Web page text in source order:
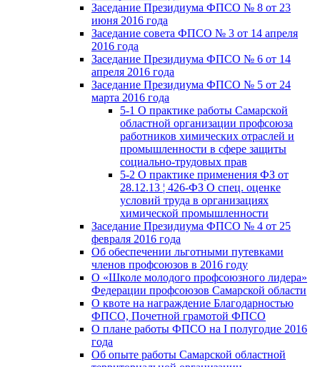
Заседание Президиума ФПСО № 8 от 23
июня 2016 года
Заседание совета ФПСО № 3 от 14 апреля
2016 года
Заседание Президиума ФПСО № 6 от 14
апреля 2016 года
Заседание Президиума ФПСО № 5 от 24
марта 2016 года
5-1 О практике работы Самарской
областной организации профсоюза
работников химических отраслей и
промышленности в сфере защиты
социально-трудовых прав
5-2 О практике применения ФЗ от
28.12.13 ¦ 426-ФЗ О спец. оценке
условий труда в организациях
химической промышленности
Заседание Президиума ФПСО № 4 от 25
февраля 2016 года
Об обеспечении льготными путевками
членов профсоюзов в 2016 году
О «Школе молодого профсоюзного лидера»
Федерации профсоюзов Самарской области
О квоте на награждение Благодарностью
ФПСО, Почетной грамотой ФПСО
О плане работы ФПСО на I полугодие 2016
года
Об опыте работы Самарской областной